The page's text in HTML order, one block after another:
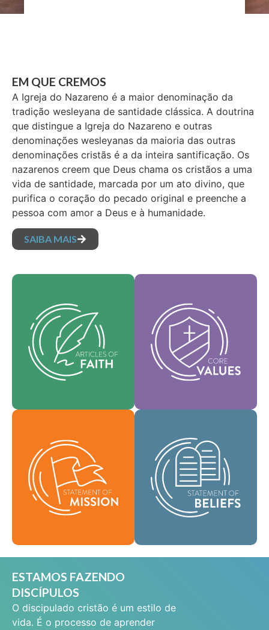
EM QUE CREMOS
A Igreja do Nazareno é a maior denominação da
tradição wesleyana de santidade clássica. A doutrina
que distingue a Igreja do Nazareno e outras
denominações wesleyanas da maioria das outras
denominações cristãs é a da inteira santificação. Os
nazarenos creem que Deus chama os cristãos a uma
vida de santidade, marcada por um ato divino, que
purifica o coração do pecado original e preenche a
pessoa com amor a Deus e à humanidade.
SAIBA MAIS
fundamentais e
estabelecem as
verdades essenciais
que orientam todas as
áreas de nossa prática.
Nossos valores
essência da nossa
identidade, sustentam
a visão da nossa
denominação e
ajudam a moldar a
nossa cultura.
missão define quem
somos, por que
existimos e nossa
razão de ser.
Missão
comunidade global de
levar as boas novas da
vida em Jesus Cristo a
pessoas em todos os
lugares e de difundir a
mensagem da
santidade bíblica por
ESTAMOS FAZENDO
DISCÍPULOS
O discipulado cristão é um estilo de
vida. É o processo de aprender